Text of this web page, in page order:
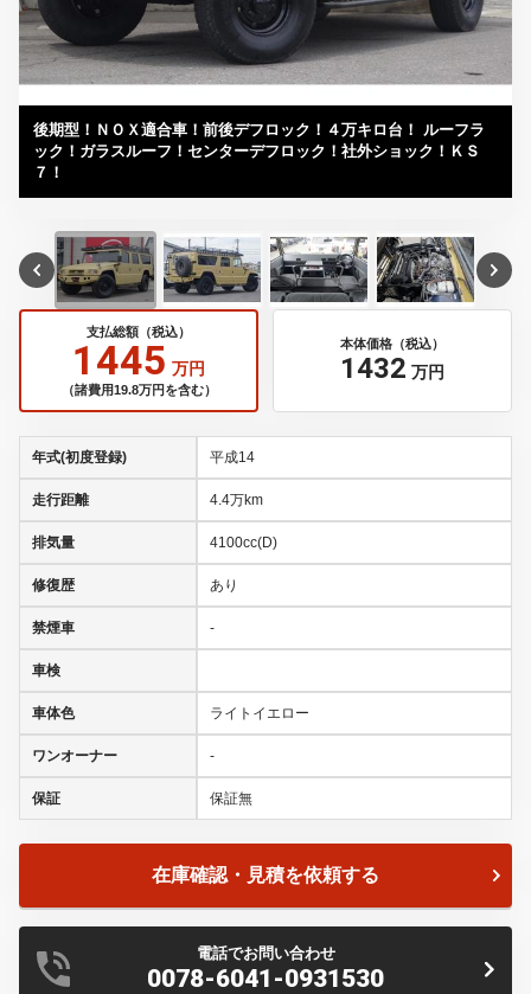
後期型！ＮＯＸ適合車！前後デフロック！４万キロ台！ ルーフラ
ック！ガラスルーフ！センターデフロック！社外ショック！ＫＳ
７！
支払総額（税込）
1445 万円
（諸費用19.8万円を含む）
本体価格（税込）
1432 万円
年式(初度登録) 平成14
走行距離 4.4万km
排気量 4100cc(D)
修復歴 あり
禁煙車 -
車検
車体色 ライトイエロー
ワンオーナー -
保証 保証無
在庫確認・見積を依頼する
電話でお問い合わせ
0078-6041-0931530